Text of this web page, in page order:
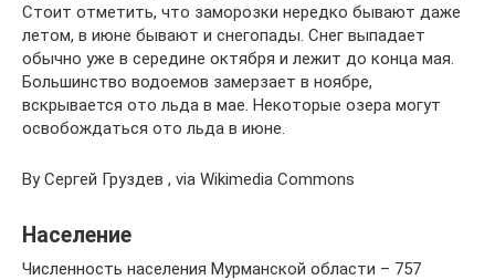
Стоит отметить, что заморозки нередко бывают даже
летом, в июне бывают и снегопады. Снег выпадает
обычно уже в середине октября и лежит до конца мая.
Большинство водоемов замерзает в ноябре,
вскрывается ото льда в мае. Некоторые озера могут
освобождаться ото льда в июне.
By Сергей Груздев , via Wikimedia Commons
Население
Численность населения Мурманской области – 757